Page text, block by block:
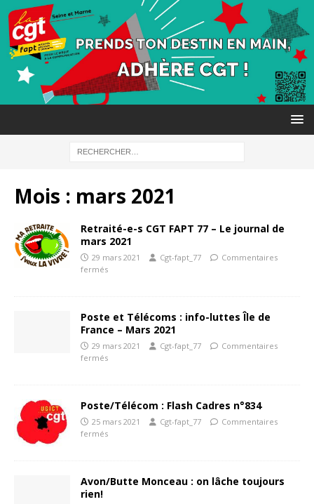
Mois : mars 2021
Retraité-e-s CGT FAPT 77 – Le journal de
mars 2021
29 mars 2021 Cgt-fapt_77
Commentaires
fermés
Poste et Télécoms : info-luttes Île de
France – Mars 2021
29 mars 2021 Cgt-fapt_77
Commentaires
fermés
Poste/Télécom : Flash Cadres n°834
25 mars 2021 Cgt-fapt_77
Commentaires
fermés
Avon/Butte Monceau : on lâche toujours
rien!